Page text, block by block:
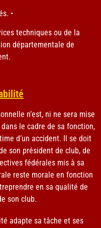
•
techniques ou de la
départementale de
n’est, ni ne sera mise
le cadre de sa fonction,
d’un accident. Il se doit
son président de club, de
fédérales mis à sa
reste morale en fonction
en sa qualité de
son club.
adapte sa tâche et ses